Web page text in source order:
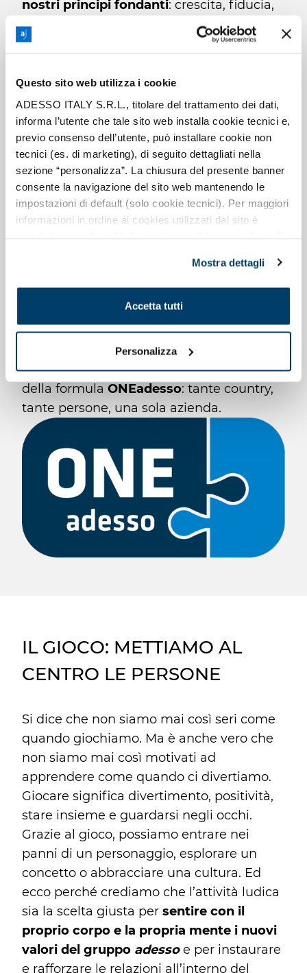
Questo sito web utilizza i cookie
ADESSO ITALY S.R.L., titolare del trattamento dei dati,
informa l’utente che tale sito web installa cookie tecnici e,
previo consenso dell’utente, può installare cookie non
tecnici (es. di marketing), di seguito dettagliati nella
sezione “personalizza”. La chiusura del presente banner
consente la navigazione del sito web mantenendo le
impostazioni di default (solo cookie tecnici). Per maggiori
informazioni in ordine ai cookies utilizzati dal sito è
seguito mediante il pulsante presente a sinistra in basso,
della pagina web.
Mostra dettagli
Accetta tutti
Personalizza
nostri principi fondanti: crescita, fiducia,
qualità e concretezza. Essa ci fornisce un
nuovo punto di vista da cui osservare i
quotidiane e arricchisce ciò che abbiamo
già nel nostro DNA.
D’altro canto,vivere la nuova cultura
aziendale di adesso significa lavorare sulla
creazione diun ambiente lavorativo in
cui ogni persona del gruppo possa
sentirsi a casain qualsiasi delle 60 sedi
nell'immagine che proiettiamo verso i
clienti, e per questo è di valore che sia
unica e condivisa, indipendentemente
dalla nazione di provenienza.
Sono questi i concetti che stanno alla base
della formula ONEadesso: tante country,
tante persone, una sola azienda.
IL GIOCO: METTIAMO AL
CENTRO LE PERSONE
Si dice che non siamo mai così seri come
quando giochiamo. Ma è anche vero che
non siamo mai così motivati ad
apprendere come quando ci divertiamo.
Giocare significa divertimento, positività,
stare insieme e guardarsi negli occhi.
Grazie al gioco, possiamo entrare nei
panni di un personaggio, esplorare un
concetto o abbracciare una cultura. Ed
ecco perché crediamo che l’attività ludica
sia la scelta giusta per sentire con il
proprio corpo e la propria mente i nuovi
valori del gruppo adessoe per instaurare
e rafforzare le relazioni all’interno del